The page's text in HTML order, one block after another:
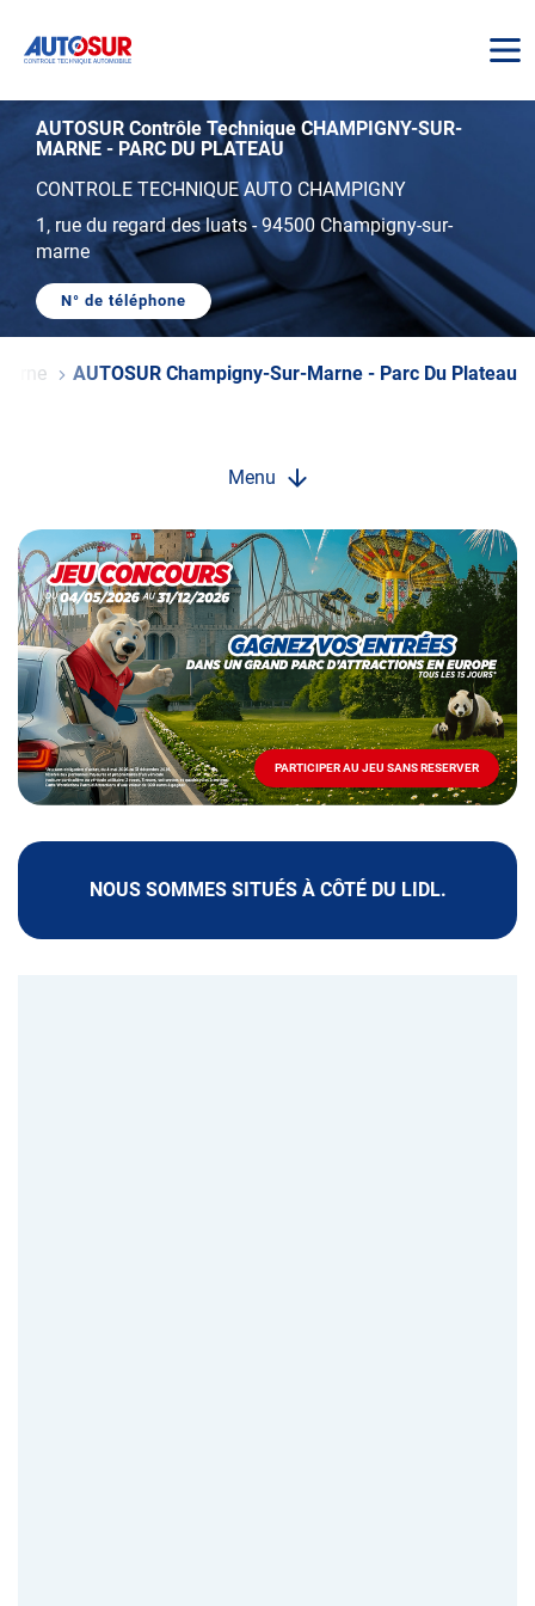
AUTOSUR
AUTOSUR Contrôle Technique CHAMPIGNY-SUR-
MARNE - PARC DU PLATEAU
CONTROLE TECHNIQUE AUTO CHAMPIGNY
1, rue du regard des luats-94500 Champigny-sur-
marne
N° de téléphone
AFFICHER
LE
DE
TÉLÉPHONE
DU
PLATEAU
AUTOSUR Champigny-Sur-Marne - Parc Du Plateau
Menu
Opération
spéciale
Mai
-
Décembre
2026
Locations
PARTICIPER AU JEU SANS RESERVER
PARTICIPER
AU
JEU
RESERVER
NOUS SOMMES SITUÉS À CÔTÉ DU LIDL.